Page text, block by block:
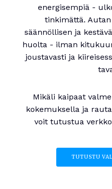
energisempiä -
tinkimättä.
säännöllisen ja
huolta - ilman
joustavasti ja
Mikäli kaipaat
kokemuksella ja
voit tutustua
TUTUSTU